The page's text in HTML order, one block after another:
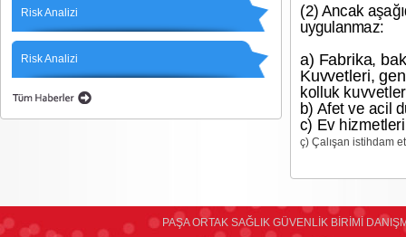
Risk Analizi
Risk Analizi
(2) Ancak
uygulanmaz:
a) Fabrika,
Kuvvetleri,
kolluk
b) Afet ve acil
c) Ev
ç) Çalışan istihdam
PAŞA ORTAK SAĞLIK GÜVENLİK BİRİMİ